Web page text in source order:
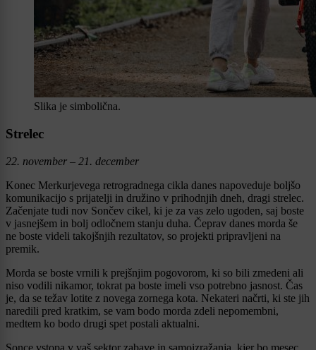
Slika je simbolična.
Strelec
22. november – 21. december
Konec Merkurjevega retrogradnega cikla danes napoveduje boljšo
komunikacijo s prijatelji in družino v prihodnjih dneh, dragi strelec.
Začenjate tudi nov Sončev cikel, ki je za vas zelo ugoden, saj boste
v jasnejšem in bolj odločnem stanju duha. Čeprav danes morda še
ne boste videli takojšnjih rezultatov, so projekti pripravljeni na
premik.
Morda se boste vrnili k prejšnjim pogovorom, ki so bili zmedeni ali
niso vodili nikamor, tokrat pa boste imeli vso potrebno jasnost. Čas
je, da se težav lotite z novega zornega kota. Nekateri načrti, ki ste jih
naredili pred kratkim, se vam bodo morda zdeli nepomembni,
medtem ko bodo drugi spet postali aktualni.
Sonce vstopa v vaš sektor zabave in samoizražanja, kjer bo mesec